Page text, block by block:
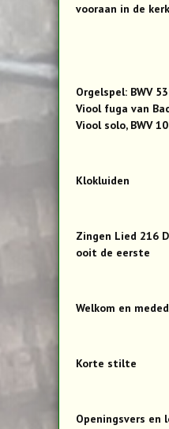
vooraan in de
Orgelspel: BWV
Viool fuga van
Viool solo, BWV
Klokluiden
Zingen Lied 216
ooit de eerste
Welkom en
Korte stilte
Openingsvers en